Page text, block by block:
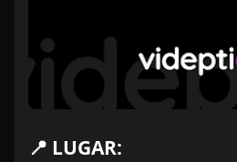
📍 LUGAR: